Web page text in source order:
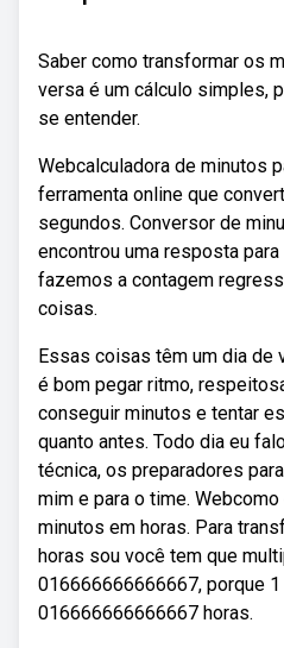
Saber como transformar os
versa é um cálculo simples,
se entender.
Webcalculadora de minutos
ferramenta online que
segundos. Conversor de
encontrou uma resposta
fazemos a contagem
coisas.
Essas coisas têm um dia de
é bom pegar ritmo,
conseguir minutos e tentar
quanto antes. Todo dia eu
técnica, os preparadores
mim e para o time.
minutos em horas. Para
horas sou você tem que
016666666666667, porque 1
016666666666667 horas.